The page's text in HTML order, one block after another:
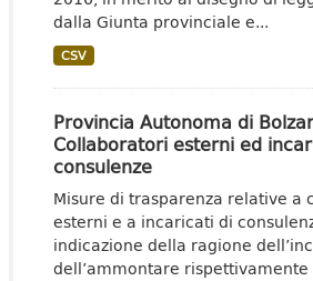
dalla Giunta provinciale e...
CSV
Provincia Autonoma di
Collaboratori esterni ed
consulenze
Misure di trasparenza relative a
esterni e a incaricati di
indicazione della ragione
dell’ammontare rispettivamente